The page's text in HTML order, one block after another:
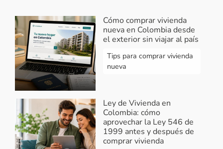
Cómo comprar vivienda
nueva en Colombia desde
el exterior sin viajar al país
Tips para comprar vivienda
nueva
Ley de Vivienda en
Colombia: cómo
aprovechar la Ley 546 de
1999 antes y después de
comprar vivienda